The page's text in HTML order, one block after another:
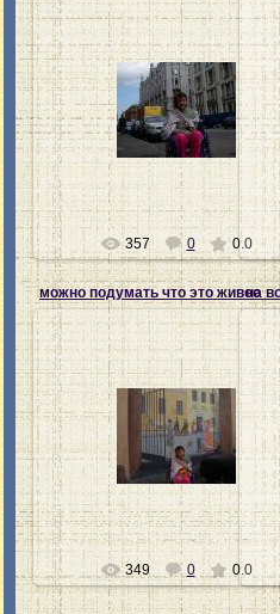
21.07.2012
Ната-хозяйка
357 0 0.0
можно подумать что это живое
21.07.2012
Ната-хозяйка
349 0 0.0
на